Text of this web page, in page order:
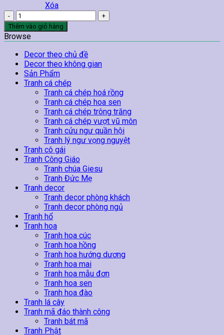
Xóa
Tranh
Hoa
Hướng
Dương
Treo
Tường
03
số
lượng
Thêm vào giỏ hàng
Browse
Decor theo chủ đề
Decor theo không gian
Sản Phẩm
Tranh cá chép
Tranh cá chép hoá rồng
Tranh cá chép hoa sen
Tranh cá chép trông trăng
Tranh cá chép vượt vũ môn
Tranh cửu ngư quần hội
Tranh lý ngư vọng nguyệt
Tranh cô gái
Tranh Công Giáo
Tranh chúa Giesu
Tranh Đức Mẹ
Tranh decor
Tranh decor phòng khách
Tranh decor phòng ngủ
Tranh hổ
Tranh hoa
Tranh hoa cúc
Tranh hoa hồng
Tranh hoa hướng dương
Tranh hoa mai
Tranh hoa mẫu đơn
Tranh hoa sen
Tranh hoa đào
Tranh lá cây
Tranh mã đáo thành công
Tranh bát mã
Tranh Phật